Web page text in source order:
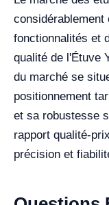
considérablement
fonctionnalités et
qualité de l'Étuve
du marché se
positionnement
et sa robustesse
rapport qualité-
précision et